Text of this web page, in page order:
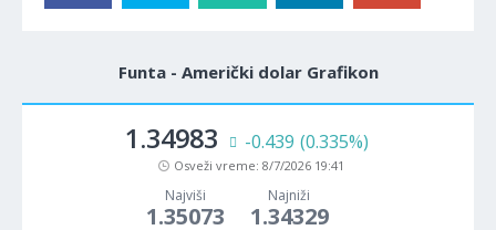
Funta - Američki dolar Grafikon
1.34983 -0.439 (0.335%)
Osveži vreme: 8/7/2026 19:41
Najviši
1.35073
Najniži
1.34329